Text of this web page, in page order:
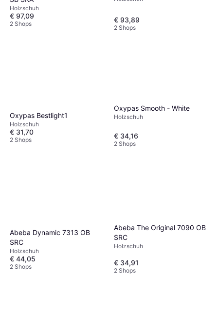
Holzschuh
€ 97,09
2 Shops € 93,89
2 Shops
Oxypas Bestlight1
Holzschuh
€ 31,70
2 Shops
Oxypas Smooth - White
Holzschuh
€ 34,16
2 Shops
Abeba Dynamic 7313 OB
SRC
Holzschuh
€ 44,05
2 Shops
Abeba The Original 7090 OB
SRC
Holzschuh
€ 34,91
2 Shops